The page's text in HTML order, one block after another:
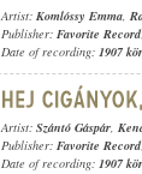
Artist: Komlóssy Emma,
Publisher: Favorite Record
Date of recording: 1907
Artist: Szántó Gáspár,
Publisher: Favorite Record
Date of recording: 1907